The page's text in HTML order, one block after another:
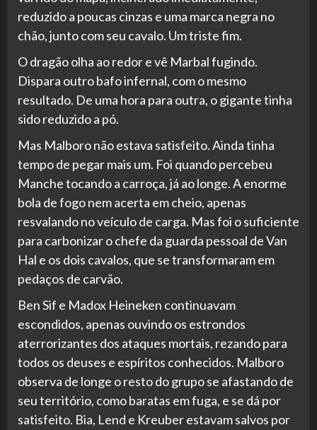
reduzido a poucas cinzas e uma marca negra no
chão, junto com seu cavalo. Um triste fim.
O dragão olha ao redor e vê Marbal fugindo.
Dispara outro bafo infernal, com o mesmo
resultado. De uma hora para outra, o gigante tinha
sido reduzido a pó.
Mas Malboro não estava satisfeito. Ainda tinha
tempo de pegar mais um. Foi quando percebeu
Manche tocando a carroça, já ao longe. A enorme
bola de fogo nem acerta em cheio, apenas
resvalando no veículo de carga. Mas foi o suficiente
para carbonizar o chefe da guarda pessoal de Van
Hal e os dois cavalos, que se transformaram em
pedaços de carvão.
Ben Sif e Madox Heineken continuavam
escondidos, apenas ouvindo os estrondos
aterrorizantes dos ataques mortais, rezando para
todos os deuses e espíritos conhecidos. Malboro
observa de longe o resto do grupo se afastando de
seu território, como baratas em fuga, e se dá por
satisfeito. Bia, Lend e Kreuber estavam salvos por